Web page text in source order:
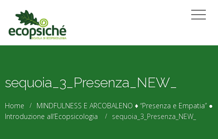
sequoia_3_Presenza_NEW_
Home
MINDFULNESS E ARCOBALENO ♦ “Presenza e Empatia” ●
Introduzione all’Ecopsicologia
sequoia_3_Presenza_NEW_